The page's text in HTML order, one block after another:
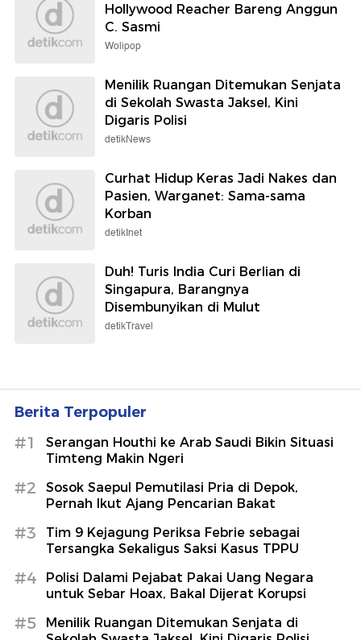
Hollywood Reacher Bareng Anggun
C. Sasmi
Wolipop
Menilik Ruangan Ditemukan Senjata
di Sekolah Swasta Jaksel, Kini
Digaris Polisi
detikNews
Curhat Hidup Keras Jadi Nakes dan
Pasien, Warganet: Sama-sama
Korban
detikInet
Duh! Turis India Curi Berlian di
Singapura, Barangnya
Disembunyikan di Mulut
detikTravel
Berita Terpopuler
#1
Serangan Houthi ke Arab Saudi Bikin Situasi
Timteng Makin Ngeri
#2
Sosok Saepul Pemutilasi Pria di Depok,
Pernah Ikut Ajang Pencarian Bakat
#3
Tim 9 Kejagung Periksa Febrie sebagai
Tersangka Sekaligus Saksi Kasus TPPU
#4
Polisi Dalami Pejabat Pakai Uang Negara
untuk Sebar Hoax, Bakal Dijerat Korupsi
#5
Menilik Ruangan Ditemukan Senjata di